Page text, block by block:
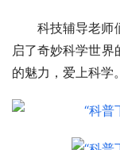
科技辅导老师
启了奇妙科学世
的魅力，爱上科学。